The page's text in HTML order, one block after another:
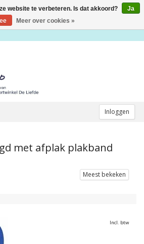
Inloggen
met afplak plakband
Meest bekeken
Incl. btw
website te verbeteren. Is dat akkoord?
Ja
Meer over cookies »